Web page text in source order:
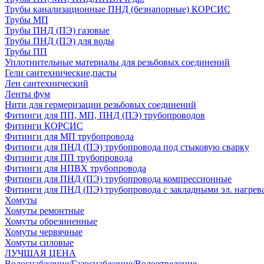
Трубы канализационные ПНД (безнапорные) КОРСИС
Трубы МП
Трубы ПНД (ПЭ) газовые
Трубы ПНД (ПЭ) для воды
Трубы ПП
Уплотнительные материалы для резьбовых соединений
Гели сантехнические,пасты
Лен сантехнический
Ленты фум
Нити для гермеризации резьбовых соединений
Фитинги для ПП, МП, ПНД (ПЭ) трубопроводов
Фитинги КОРСИС
Фитинги для МП трубопровода
Фитинги для ПНД (ПЭ) трубопровода под стыковую сварку
Фитинги для ПП трубопровода
Фитинги для НПВХ трубопровода
Фитинги для ПНД (ПЭ) трубопровода компрессионные
Фитинги для ПНД (ПЭ) трубопровода с закладными эл.
Хомуты
Хомуты ремонтные
Хомуты обрезиненные
Хомуты червячные
Хомуты силовые
ЛУЧШАЯ ЦЕНА